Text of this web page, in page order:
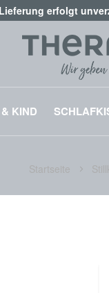
erfolgt
KIND
Startseite